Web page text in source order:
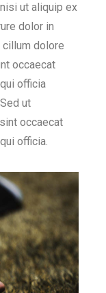
ut aliquip ex
dolor in
dolore
occaecat
officia
ut
occaecat
officia.